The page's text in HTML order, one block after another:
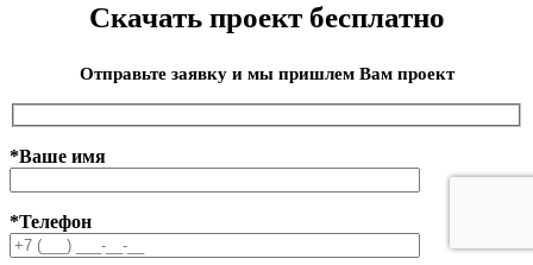
Скачать проект бесплатно
Отправьте заявку и мы пришлем Вам проект
*Ваше имя
*Телефон